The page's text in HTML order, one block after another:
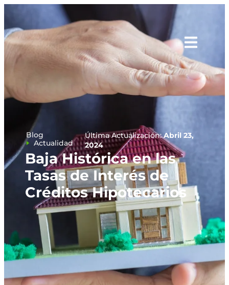
Blog
Actualidad
Última Actualización:Abril 23,
2024
Baja Histórica en las
Tasas de Interés de
Créditos Hipotecarios